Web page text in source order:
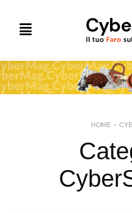
HOME -